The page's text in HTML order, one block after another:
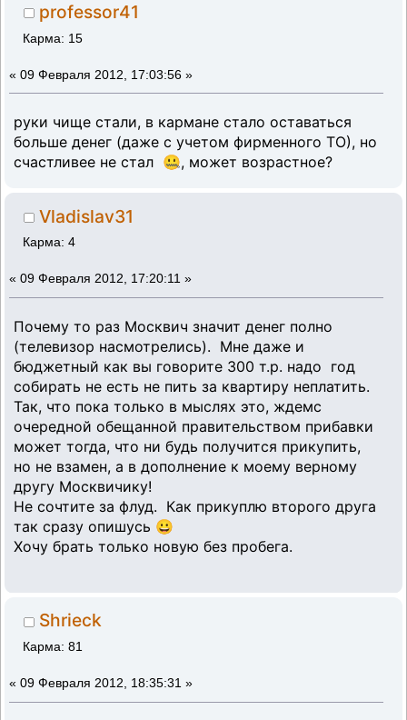
professor41
Карма: 15
« 09 Февраля 2012, 17:03:56 »
руки чище стали, в кармане стало оставаться
больше денег (даже с учетом фирменного ТО), но
счастливее не стал 🤐, может возрастное?
Vladislav31
Карма: 4
« 09 Февраля 2012, 17:20:11 »
Почему то раз Москвич значит денег полно
(телевизор насмотрелись). Мне даже и
бюджетный как вы говорите 300 т.р. надо год
собирать не есть не пить за квартиру неплатить.
Так, что пока только в мыслях это, ждемс
очередной обещанной правительством прибавки
может тогда, что ни будь получится прикупить,
но не взамен, а в дополнение к моему верному
другу Москвичику!
Не сочтите за флуд. Как прикуплю второго друга
так сразу опишусь 😀
Хочу брать только новую без пробега.
Shrieck
Карма: 81
« 09 Февраля 2012, 18:35:31 »